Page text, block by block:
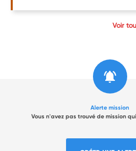
Voir
Alerte mission
Vous n'avez pas trouvé de mission